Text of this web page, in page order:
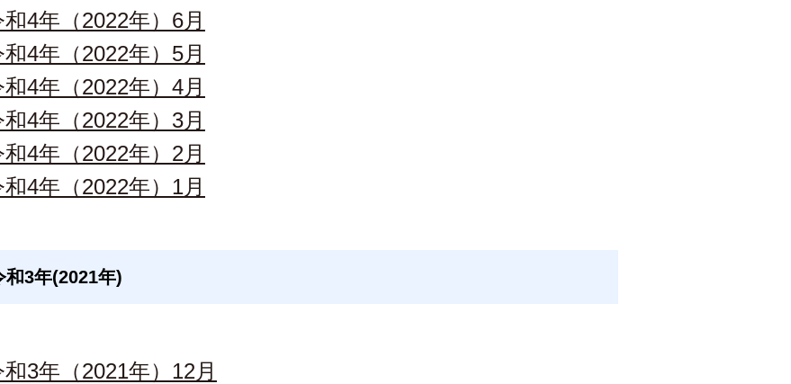
和4年（2022年）6月
和4年（2022年）5月
和4年（2022年）4月
和4年（2022年）3月
和4年（2022年）2月
和4年（2022年）1月
和3年(2021年)
和3年（2021年）12月